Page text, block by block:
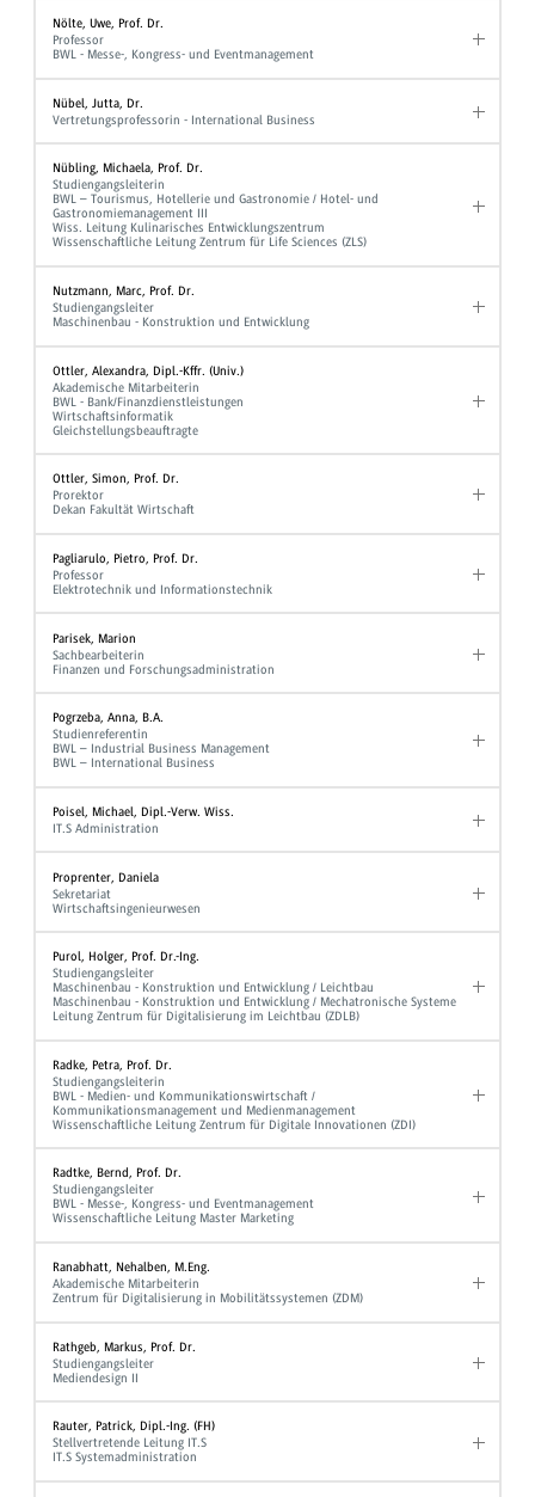
Nölte, Uwe, Prof. Dr.
Professor
BWL - Messe-, Kongress- und Eventmanagement
Nübel, Jutta, Dr.
Vertretungsprofessorin - International Business
Nübling, Michaela, Prof. Dr.
Studiengangsleiterin
BWL – Tourismus, Hotellerie und Gastronomie / Hotel- und
Gastronomiemanagement III
Wiss. Leitung Kulinarisches Entwicklungszentrum
Wissenschaftliche Leitung Zentrum für Life Sciences (ZLS)
Nutzmann, Marc, Prof. Dr.
Studiengangsleiter
Maschinenbau - Konstruktion und Entwicklung
Ottler, Alexandra, Dipl.-Kffr. (Univ.)
Akademische Mitarbeiterin
BWL - Bank/Finanzdienstleistungen
Wirtschaftsinformatik
Gleichstellungsbeauftragte
Ottler, Simon, Prof. Dr.
Prorektor
Dekan Fakultät Wirtschaft
Pagliarulo, Pietro, Prof. Dr.
Professor
Elektrotechnik und Informationstechnik
Parisek, Marion
Sachbearbeiterin
Finanzen und Forschungsadministration
Pogrzeba, Anna, B.A.
Studienreferentin
BWL – Industrial Business Management
BWL – International Business
Poisel, Michael, Dipl.-Verw. Wiss.
IT.S Administration
Proprenter, Daniela
Sekretariat
Wirtschaftsingenieurwesen
Purol, Holger, Prof. Dr.-Ing.
Studiengangsleiter
Maschinenbau - Konstruktion und Entwicklung / Leichtbau
Maschinenbau - Konstruktion und Entwicklung / Mechatronische Systeme
Leitung Zentrum für Digitalisierung im Leichtbau (ZDLB)
Radke, Petra, Prof. Dr.
Studiengangsleiterin
BWL - Medien- und Kommunikationswirtschaft /
Kommunikationsmanagement und Medienmanagement
Wissenschaftliche Leitung Zentrum für Digitale Innovationen (ZDI)
Radtke, Bernd, Prof. Dr.
Studiengangsleiter
BWL - Messe-, Kongress- und Eventmanagement
Wissenschaftliche Leitung Master Marketing
Ranabhatt, Nehalben, M.Eng.
Akademische Mitarbeiterin
Zentrum für Digitalisierung in Mobilitätssystemen (ZDM)
Rathgeb, Markus, Prof. Dr.
Studiengangsleiter
Mediendesign II
Rauter, Patrick, Dipl.-Ing. (FH)
Stellvertretende Leitung IT.S
IT.S Systemadministration